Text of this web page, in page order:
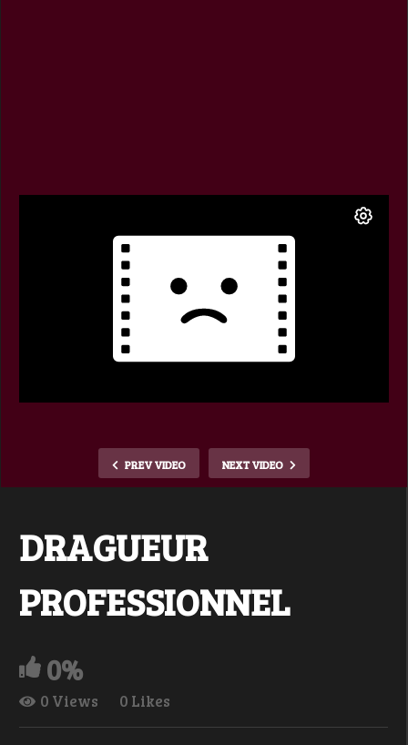
PREV VIDEO NEXT VIDEO
DRAGUEUR
PROFESSIONNEL
0%
0 Views 0 Likes